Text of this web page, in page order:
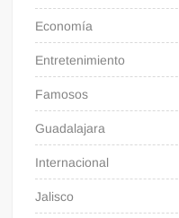
Economía
Entretenimiento
Famosos
Guadalajara
Internacional
Jalisco